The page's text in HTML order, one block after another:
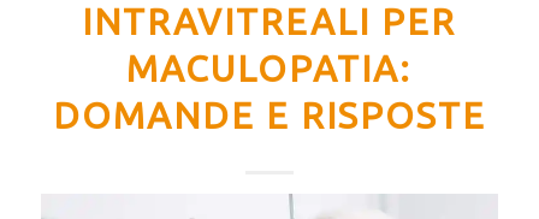
INTRAVITREALI PER
MACULOPATIA:
DOMANDE E RISPOSTE